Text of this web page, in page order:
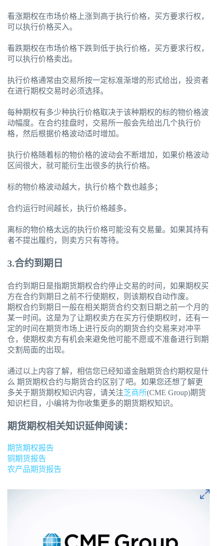
看涨期权在市场价格上涨到高于执行价格，买方要求行权，
可以执行价格买入。
看跌期权在市场价格下跌到低于执行价格，买方要求行权，
可以执行价格卖出。
执行价格通常由交易所按一定标准渐增的形式给出，投资者
在进行期权交易时必须选择。
每种期权有多少种执行价格取决于该种期权的标的物价格波
动幅度。在合约挂盘时，交易所一般会先给出几个执行价
格，然后根据价格波动适时增加。
执行价格随着标的物价格的波动会不断增加，如果价格波动
区间很大，就可能衍生出很多的执行价格。
标的物价格波动越大，执行价格个数也越多；
合约运行时间越长，执行价格越多。
离标的物价格太远的执行价格可能没有交易量。如果其持有
者不提出履约，则卖方只有等待。
3.合约到期日
合约到期日是指期货期权合约停止交易的时间，如果期权买
方在合约到期日之前不行使期权，则该期权自动作废。
期权合约到期日一般在相关期货合约交割日期之前一个月的
某一时间。这是为了让期权卖方在买方行使期权时，还有一
定的时间在期货市场上进行反向的期货合约交易来对冲平
仓，使期权卖方有机会来避免他可能不愿或不准备进行到期
交割局面的出现。
通过以上内容了解，相信您已经知道金融期货合约期权是什
么 期货期权合约与期货合约区别了吧。如果您还想了解更
多关于期货期权知识内容，请关注芝商所(CME Group)期货
知识栏目，小编将为你收集更多的期货期权知识。
期货期权相关知识延伸阅读：
期货期权报告
铜期货报告
农产品期货报告